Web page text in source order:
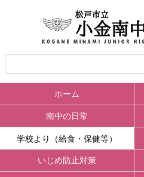
ホーム
南中の日常
学校より（給食・保健等）
いじめ防止対策